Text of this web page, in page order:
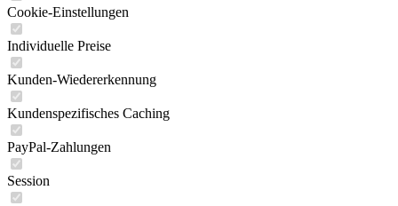
Cookie-Einstellungen
Individuelle Preise
Kunden-Wiedererkennung
Kundenspezifisches Caching
PayPal-Zahlungen
Session